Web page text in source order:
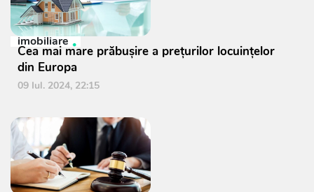
imobiliare
Cea mai mare prăbușire a prețurilor locuințelor
din Europa
09 Iul. 2024, 22:15